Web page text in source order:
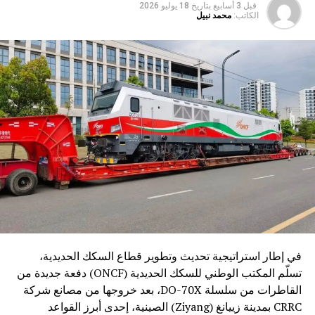
قبل 3 أسابيع بتاريخ 18 يوليو 2026
الكاتب: محمد نبيل
في إطار استراتيجية تحديث وتطوير قطاع السكك الحديدية،
تسلّم المكتب الوطني للسكك الحديدية (ONCF) دفعة جديدة من
القاطرات من سلسلة DO-70X، بعد خروجها من مصانع شركة
CRRC بمدينة زييانغ (Ziyang) الصينية، إحدى أبرز القواعد